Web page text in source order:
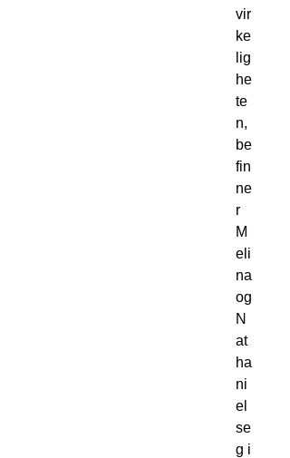
vir
ke
lig
he
te
n,
be
fin
ne
r
M
eli
na
og
N
at
ha
ni
el
se
g i